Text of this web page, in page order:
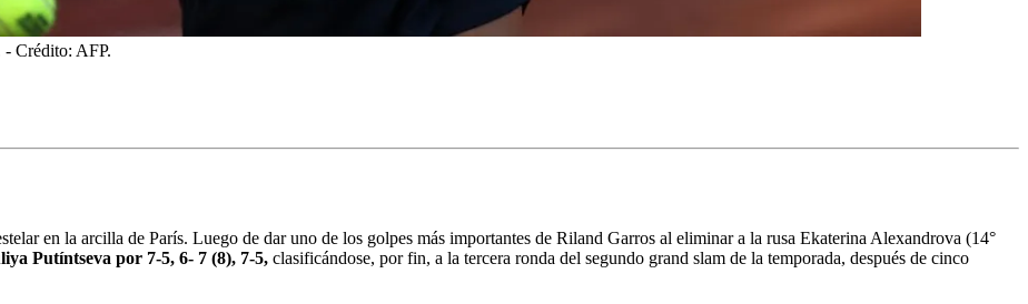
- Crédito: AFP.
en la arcilla de París. Luego de dar uno de los golpes más importantes de Riland Garros al eliminar a la rusa Ekaterina Alexandrova (14°
Putíntseva por 7-5, 6- 7 (8), 7-5, clasificándose, por fin, a la tercera ronda del segundo grand slam de la temporada, después de cinco